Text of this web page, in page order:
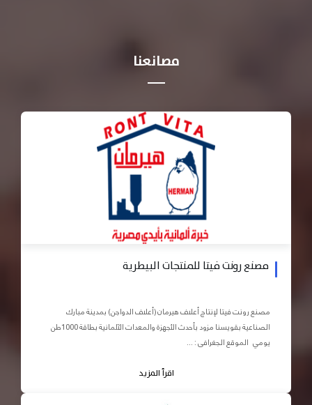
مصانعنا
مصنع رونت فيتا للمنتجات البيطرية
مصنع رونت فيتا لإنتاج أعلاف هيرمان (أعلاف الدواجن) بمدينة مبارك
الصناعية بقويسنا مزود بأحدث الأجهزة والمعدات الآلمانية بطاقة 1000طن
يومي الموقع الجغرافى : ...
اقرأ المزيد